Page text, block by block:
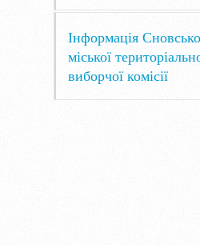
Інформація
міської
виборчої комісії